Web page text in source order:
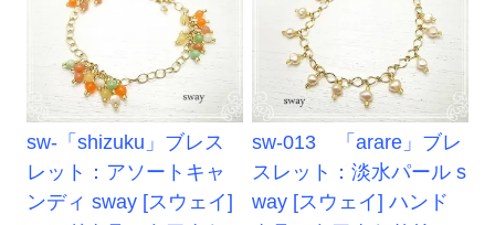
sw-「shizuku」ブレス
レット：アソートキャ
ンディ sway [スウェイ]
sw-013 「arare」ブレ
スレット：淡水パール s
way [スウェイ] ハンド